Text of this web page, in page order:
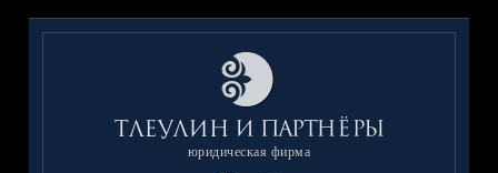
юридическая фирма